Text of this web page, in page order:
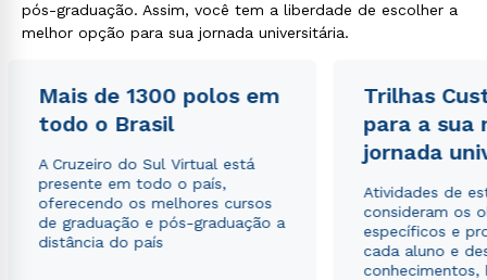
pós-graduação. Assim, você tem a liberdade de escolher a
melhor opção para sua jornada universitária.
Mais de 1300 polos em
todo o Brasil
A Cruzeiro do Sul Virtual está
presente em todo o país,
oferecendo os melhores cursos
de graduação e pós-graduação a
distância do país
Trilhas
para a sua
jornada
Atividades de
consideram os
específicos e
cada aluno e
conhecimentos,
Política de Privacidade.
autorizo que meus dados sejam utilizados para o
envio de conteúdos da Cruzeiro do Sul.